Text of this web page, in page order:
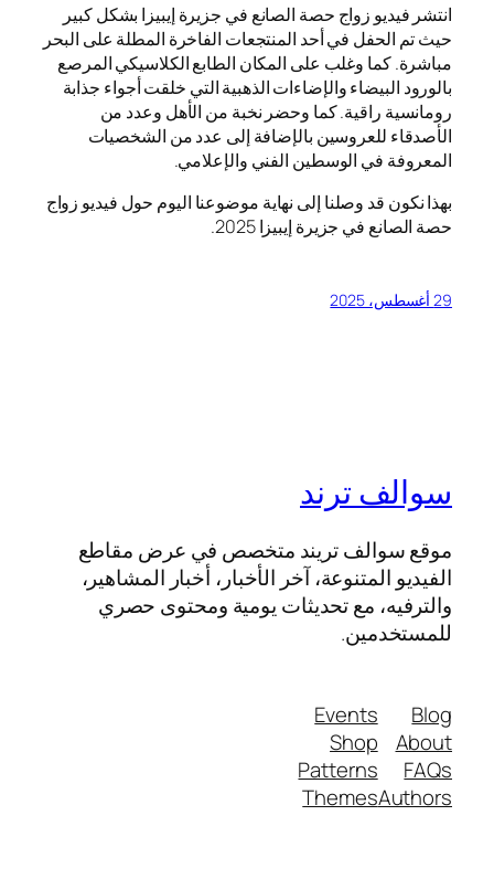
انتشر فيديو زواج حصة الصانع في جزيرة إيبيزا بشكل كبير
حيث تم الحفل في أحد المنتجعات الفاخرة المطلة على البحر
مباشرة. كما وغلب على المكان الطابع الكلاسيكي المرصع
بالورود البيضاء والإضاءات الذهبية التي خلقت أجواء جذابة
رومانسية راقية. كما وحضر نخبة من الأهل وعدد من
الأصدقاء للعروسين بالإضافة إلى عدد من الشخصيات
المعروفة في الوسطين الفني والإعلامي.
بهذا نكون قد وصلنا إلى نهاية موضوعنا اليوم حول فيديو زواج
حصة الصانع في جزيرة إيبيزا 2025.
29 أغسطس، 2025
سوالف ترند
موقع سوالف تريند متخصص في عرض مقاطع
الفيديو المتنوعة، آخر الأخبار، أخبار المشاهير،
والترفيه، مع تحديثات يومية ومحتوى حصري
للمستخدمين.
Blog
About
FAQs
Authors
Events
Shop
Patterns
Themes